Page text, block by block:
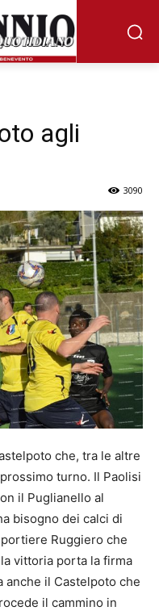
agli
3090
che, tra le altre
turno. Il Paolisi
il Puglianello al
bisogno dei calci di
Ruggiero che
vittoria porta la firma
anche il Castelpoto che
il cammino in